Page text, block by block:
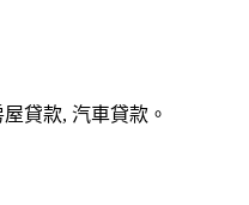
貸款, 汽車貸款。